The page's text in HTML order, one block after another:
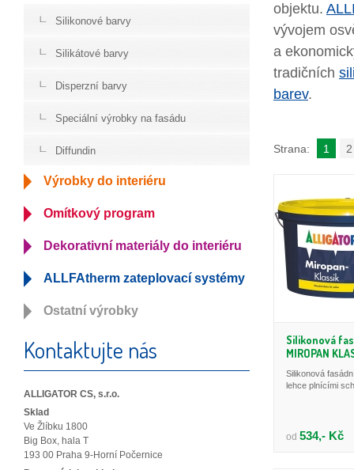
Silikonové barvy
Silikátové barvy
Disperzní barvy
Speciální výrobky na fasádu
Diffundin
Výrobky do interiéru
Omítkový program
Dekorativní materiály do interiéru
ALLFAtherm zateplovací systémy
Ostatní výrobky
Kontaktujte nás
ALLIGATOR CS, s.r.o.
Sklad
Ve Žlíbku 1800
Big Box, hala T
193 00 Praha 9-Horní Počernice
objektu.
vývojem
a
tradičních
barev.
Strana: 1 2
Silikonová
MIROPAN
Silikonová
lehce plnícími
od 534,- Kč